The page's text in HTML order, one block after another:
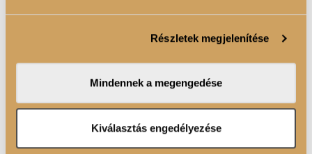
valamint weboldalforgalmunk elemzéséhez. Ezenkívül
adatait, akik kombinálhatják az adatokat más olyan
adatokkal, amelyeket Ön adott meg számukra vagy az
Ön által használt más szolgáltatásokból gyűjtöttek.
Részletek megjelenítése
Mindennek a megengedése
Kiválasztás engedélyezése
Parabén-, szulfát- és állatkísérlet-mentesen előállított
Vegán összetevők